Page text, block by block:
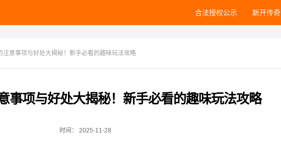
合法授权公示 新开传奇
注意事项与好处大揭秘！新手必看的趣味玩法攻略
事项与好处大揭秘！新手必看的趣味玩法攻略
时间： 2025-11-28